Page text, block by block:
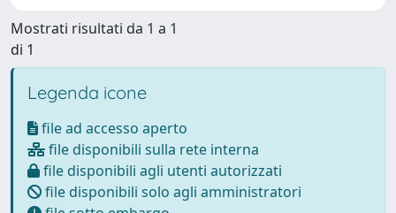
Mostrati risultati da 1 a 1
di 1
Legenda icone
file ad accesso aperto
file disponibili sulla rete interna
file disponibili agli utenti autorizzati
file disponibili solo agli amministratori